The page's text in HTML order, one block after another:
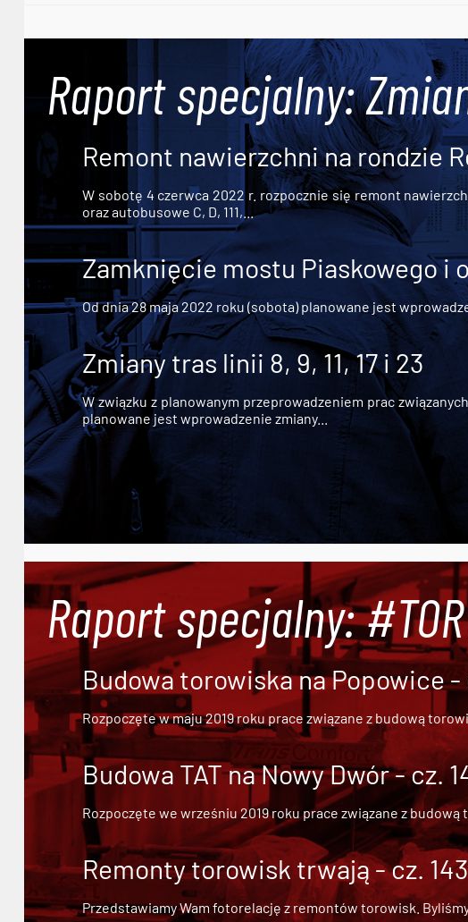
Raport specjalny:
Remont nawierzchni na rondzie
W sobotę 4 czerwca 2022 r. rozpocznie się remont
oraz autobusowe C, D, 111,...
Zamknięcie mostu Piaskowego i
Od dnia 28 maja 2022 roku (sobota) planowane jest
Zmiany tras linii 8, 9, 11, 17 i 23
W związku z planowanym przeprowadzeniem prac
planowane jest wprowadzenie zmiany...
Raport specjalny:
Budowa torowiska na Popowice -
Rozpoczęte w maju 2019 roku prace związane z budową
Budowa TAT na Nowy Dwór - cz.
Rozpoczęte we wrześniu 2019 roku prace związane zbudową
Remonty torowisk trwają - cz.
Przedstawiamy Wam fotorelację z remontów torowisk.